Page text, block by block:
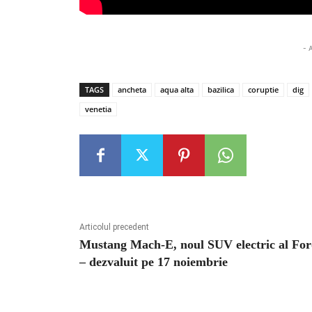
-
TAGS ancheta aqua alta bazilica coruptie
dig
venetia
Articolul precedent
Mustang Mach-E, noul SUV electric al
– dezvaluit pe 17 noiembrie